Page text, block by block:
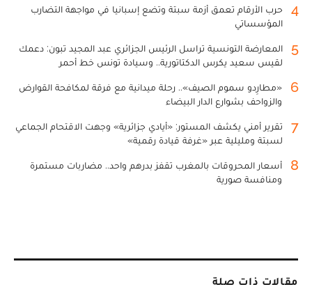
4
حرب الأرقام تعمق أزمة سبتة وتضع إسبانيا في مواجهة التضارب
المؤسساتي
5
المعارضة التونسية تراسل الرئيس الجزائري عبد المجيد تبون: دعمك
لقيس سعيد يكرس الدكتاتورية.. وسيادة تونس خط أحمر
6
«مطارِدو سموم الصيف».. رحلة ميدانية مع فرقة لمكافحة القوارض
والزواحف بشوارع الدار البيضاء
7
تقرير أمني يكشف المستور: «أيادي جزائرية» وجهت الاقتحام الجماعي
لسبتة ومليلية عبر «غرفة قيادة رقمية»
8
أسعار المحروقات بالمغرب تقفز بدرهم واحد.. مضاربات مستمرة
ومنافسة صورية
مقالات ذات صلة